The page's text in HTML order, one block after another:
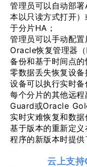
管理员可以自动部
本以只读方式打开
于分片HA；
管理员可以手动配
Oracle恢复管理器
备份和基于时间点的
零数据丢失恢复设
设备可以执行实时备
每个分片的其他远
Guard或Oracle
实时灾难恢复和数据
基于版本的重新定
程序的新版本时提供
云上支